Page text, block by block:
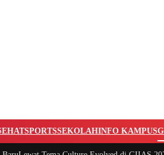
SPORTSSEKOLAHINFO KAMPUS